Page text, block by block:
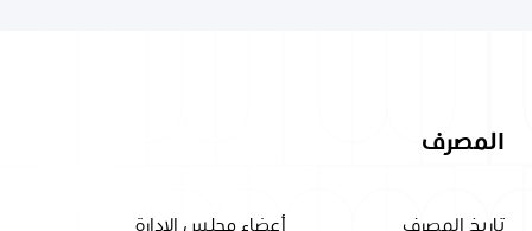
المصرف
تاريخ المصرف أعضاء مجلس الإدارة